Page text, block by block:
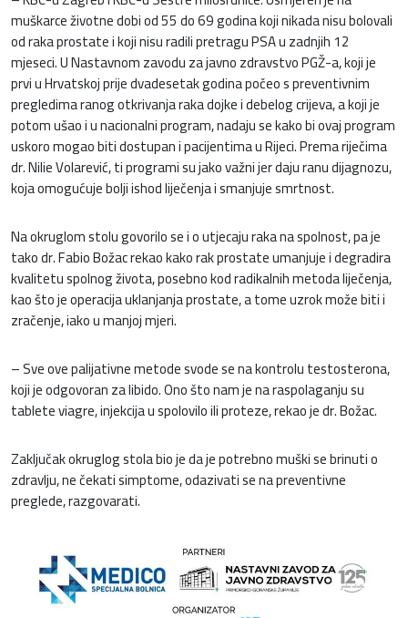
muškarce životne dobi od 55 do 69 godina koji nikada nisu bolovali
od raka prostate i koji nisu radili pretragu PSA u zadnjih 12
mjeseci. U Nastavnom zavodu za javno zdravstvo PGŽ-a, koji je
prvi u Hrvatskoj prije dvadesetak godina počeo s preventivnim
pregledima ranog otkrivanja raka dojke i debelog crijeva, a koji je
potom ušao i u nacionalni program, nadaju se kako bi ovaj program
uskoro mogao biti dostupan i pacijentima u Rijeci. Prema riječima
dr. Nilie Volarević, ti programi su jako važni jer daju ranu dijagnozu,
koja omogućuje bolji ishod liječenja i smanjuje smrtnost.
Na okruglom stolu govorilo se i o utjecaju raka na spolnost, pa je
tako dr. Fabio Božac rekao kako rak prostate umanjuje i degradira
kvalitetu spolnog života, posebno kod radikalnih metoda liječenja,
kao što je operacija uklanjanja prostate, a tome uzrok može biti i
zračenje, iako u manjoj mjeri.
– Sve ove palijativne metode svode se na kontrolu testosterona,
koji je odgovoran za libido. Ono što nam je na raspolaganju su
tablete viagre, injekcija u spolovilo ili proteze, rekao je dr. Božac.
Zaključak okruglog stola bio je da je potrebno muški se brinuti o
zdravlju, ne čekati simptome, odazivati se na preventivne
preglede, razgovarati.